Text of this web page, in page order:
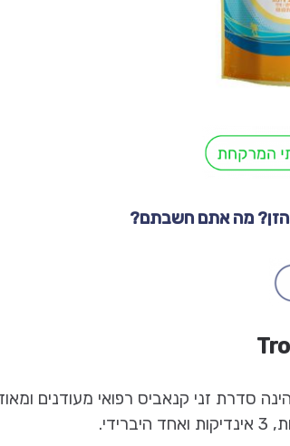
הזן? מה אתם חשבתם?
הינה סדרת זני קנאביס רפואי מעודנים